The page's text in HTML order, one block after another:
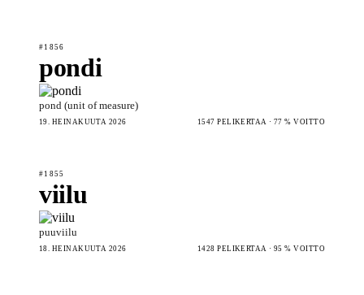
#1856
pondi
pond (unit of measure)
19. HEINÄKUUTA 2026 1547 PELIKERTAA · 77 % VOITTO
#1855
viilu
puuviilu
18. HEINÄKUUTA 2026 1428 PELIKERTAA · 95 % VOITTO